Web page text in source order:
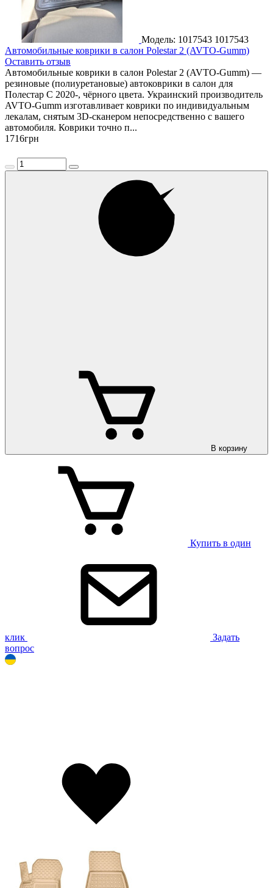
Модель: 1017543 1017543
Автомобильные коврики в салон Polestar 2 (AVTO-Gumm)
Оставить отзыв
Автомобильные коврики в салон Polestar 2 (AVTO-Gumm) —
резиновые (полиуретановые) автоковрики в салон для
Полестар С 2020-, чёрного цвета. Украинский производитель
AVTO-Gumm изготавливает коврики по индивидуальным
лекалам, снятым 3D-сканером непосредственно с вашего
автомобиля. Коврики точно п...
1716грн
В корзину
Купить в один
клик
Задать
вопрос